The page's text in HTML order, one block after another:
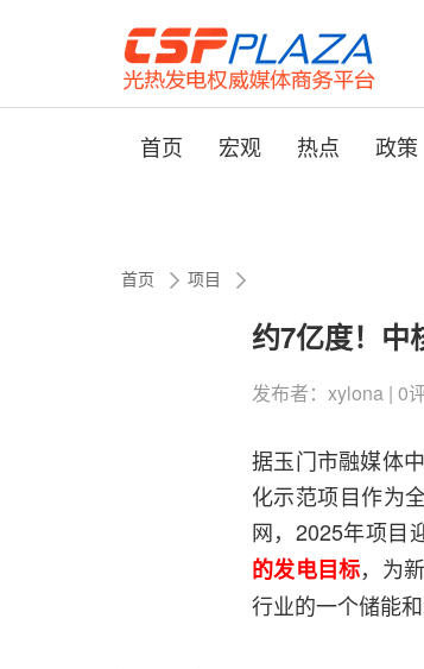
首页 宏观 热点 政策
首页 项目
约7亿度！中
发布者：xylona | 0
据玉门市融媒体
化示范项目作为
网，2025年项目
的发电目标，为
行业的一个储能